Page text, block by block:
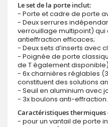
Le set de la porte inclut:
- Porte et cadre de porte
- Deux serrures
verrouillage multipoint) qui
antieffraction efficaces;
- Deux sets d’inserts avec
- Poignée de porte
de T également
- 6x charnières réglables
constituent des solutions
- Seuil en aluminium avec
- 3x boulons anti-effraction.
Caractéristiques
- pour un vantail de porte